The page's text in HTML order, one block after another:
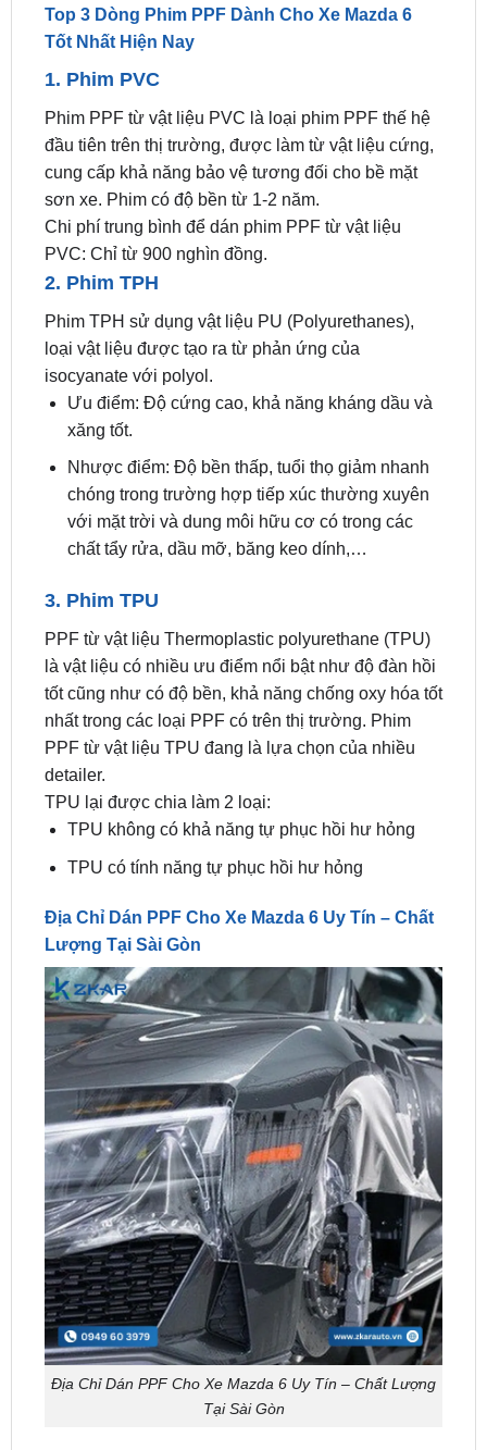
1. Phim PVC
đầu tiên trên thị trường, được làm từ vật liệu cứng,
cung cấp khả năng bảo vệ tương đối cho bề mặt
sơn xe. Phim có độ bền từ 1-2 năm.
Chi phí trung bình để dán phim PPF từ vật liệu
PVC: Chỉ từ 900 nghìn đồng.
2. Phim TPH
Phim TPH sử dụng vật liệu PU (Polyurethanes),
loại vật liệu được tạo ra từ phản ứng của
isocyanate với polyol.
Ưu điểm: Độ cứng cao, khả năng kháng dầu và
xăng tốt.
Nhược điểm: Độ bền thấp, tuổi thọ giảm nhanh
chóng trong trường hợp tiếp xúc thường xuyên
với mặt trời và dung môi hữu cơ có trong các
chất tẩy rửa, dầu mỡ, băng keo dính,…
3. Phim TPU
là vật liệu có nhiều ưu điểm nổi bật như độ đàn hồi
tốt cũng như có độ bền, khả năng chống oxy hóa tốt
nhất trong các loại PPF có trên thị trường. Phim
PPF từ vật liệu TPU đang là lựa chọn của nhiều
detailer.
TPU lại được chia làm 2 loại:
TPU không có khả năng tự phục hồi hư hỏng
TPU có tính năng tự phục hồi hư hỏng
Địa Chỉ Dán PPF Cho Xe Mazda 6 Uy Tín – Chất
Địa Chỉ Dán PPF Cho Xe Mazda 6 Uy Tín – Chất Lượng
Tại Sài Gòn
là trung tâm chuyêndán PPF